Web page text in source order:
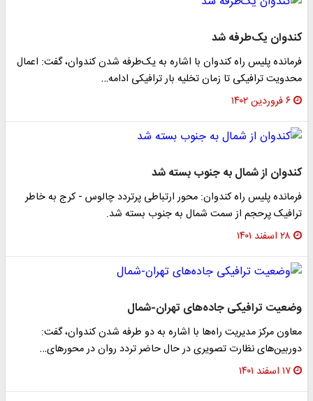
کندوان یک‌طرفه شد
فرمانده پلیس راه کندوان با اشاره به یک‌طرفه شدن کندوان، گفت: اعمال
محدویت ترافیکی تا زمان تخلیه بار ترافیکی ادامه…
۶ فروردین ۱۴۰۲
کندوان از شمال به جنوب بسته شد
فرمانده پلیس راه کندوان: محور ارتباطی پرتردد چالوس - کرج به خاطر
ترافیک پرحجم از سمت شمال به جنوب بسته شد.
۲۸ اسفند ۱۴۰۱
وضعیت ترافیکی جاده‌های تهران-شمال
معاون مرکز مدیریت راه‌ها با اشاره به دو طرفه شدن کندوان، گفت:
دوربین‌های نظارت تصویری در حال حاضر تردد روان در محورهای…
۱۷ اسفند ۱۴۰۱